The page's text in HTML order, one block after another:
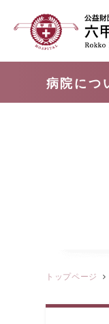
病院につ
トップページ